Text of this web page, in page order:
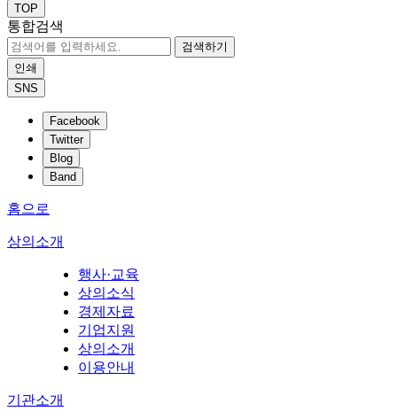
TOP
통합검색
검색하기
인쇄
SNS
Facebook
Twitter
Blog
Band
홈으로
상의소개
행사·교육
상의소식
경제자료
기업지원
상의소개
이용안내
기관소개